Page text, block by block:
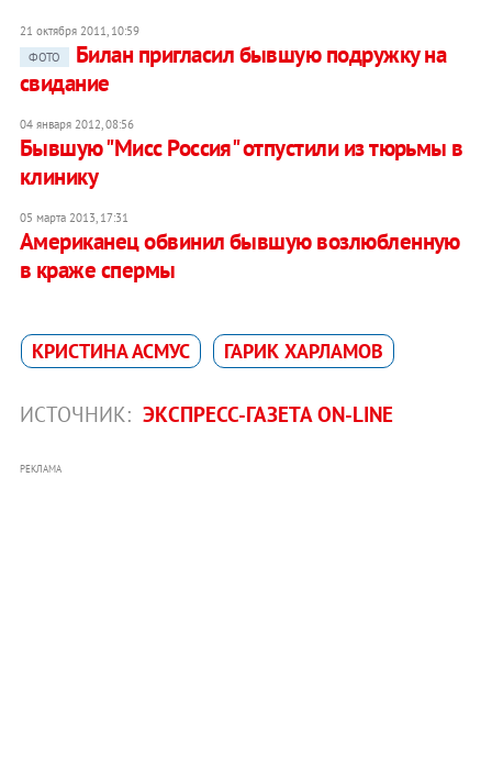
21 октября 2011, 10:59
ФОТО
Билан пригласил бывшую подружку на
свидание
04 января 2012, 08:56
Бывшую "Мисс Россия" отпустили из тюрьмы в
клинику
05 марта 2013, 17:31
Американец обвинил бывшую возлюбленную
в краже спермы
КРИСТИНА АСМУС ГАРИК ХАРЛАМОВ
ИСТОЧНИК: ЭКСПРЕСС-ГАЗЕТА ON-LINE
РЕКЛАМА